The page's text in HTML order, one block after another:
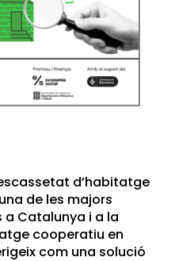
d’habitatge
de les majors
Catalunya i a la
cooperatiu en
com una solució